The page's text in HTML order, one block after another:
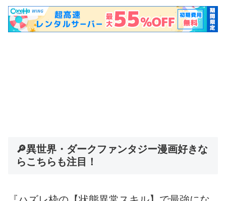
🔎異世界・ダークファンタジー漫画好きな
らこちらも注目！